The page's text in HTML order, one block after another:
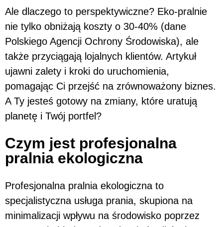
Ale dlaczego to perspektywiczne? Eko-pralnie
nie tylko obniżają koszty o 30-40% (dane
Polskiego Agencji Ochrony Środowiska), ale
także przyciągają lojalnych klientów. Artykuł
ujawni zalety i kroki do uruchomienia,
pomagając Ci przejść na zrównoważony biznes.
A Ty jesteś gotowy na zmiany, które uratują
planetę i Twój portfel?
Czym jest profesjonalna
pralnia ekologiczna
Profesjonalna pralnia ekologiczna to
specjalistyczna usługa prania, skupiona na
minimalizacji wpływu na środowisko poprzez